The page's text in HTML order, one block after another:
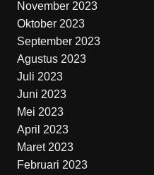
November 2023
Oktober 2023
September 2023
Agustus 2023
Juli 2023
Juni 2023
Mei 2023
April 2023
Maret 2023
Februari 2023